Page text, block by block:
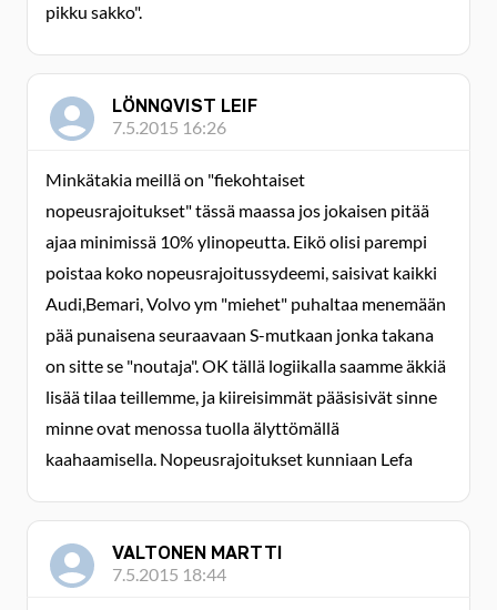
pikku sakko".
LÖNNQVIST LEIF
7.5.2015 16:26
Minkätakia meillä on "fiekohtaiset
nopeusrajoitukset" tässä maassa jos jokaisen pitää
ajaa minimissä 10% ylinopeutta. Eikö olisi parempi
poistaa koko nopeusrajoitussydeemi, saisivat kaikki
Audi,Bemari, Volvo ym "miehet" puhaltaa menemään
pää punaisena seuraavaan S-mutkaan jonka takana
on sitte se "noutaja". OK tällä logiikalla saamme äkkiä
lisää tilaa teillemme, ja kiireisimmät pääsisivät sinne
minne ovat menossa tuolla älyttömällä
kaahaamisella. Nopeusrajoitukset kunniaan Lefa
VALTONEN MARTTI
7.5.2015 18:44